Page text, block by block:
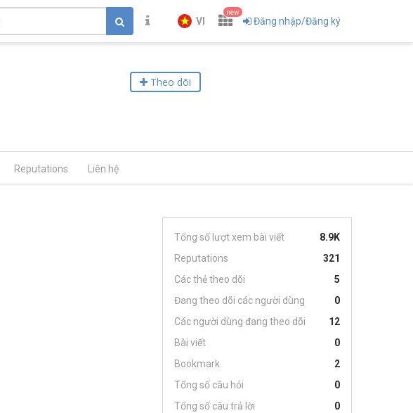
VI
new
Đăng nhập/Đăng ký
Theo dõi
Reputations Liên hệ
Tổng số lượt xem bài viết
8.9K
Reputations
321
Các thẻ theo dõi
5
Đang theo dõi các người dùng
0
Các người dùng đang theo dõi
12
Bài viết
0
Bookmark
2
Tổng số câu hỏi
0
Tổng số câu trả lời
0